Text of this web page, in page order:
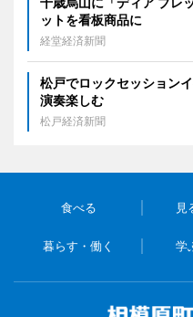
ットを看板商品に
経堂経済新聞
松戸でロックセッション
演奏楽しむ
松戸経済新聞
食べる 見
暮らす・働く 学